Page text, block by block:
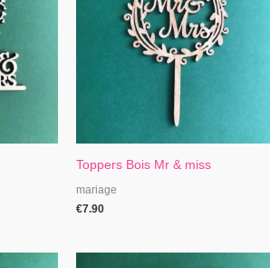
Toppers Bois Mr & miss
mariage
€7.90